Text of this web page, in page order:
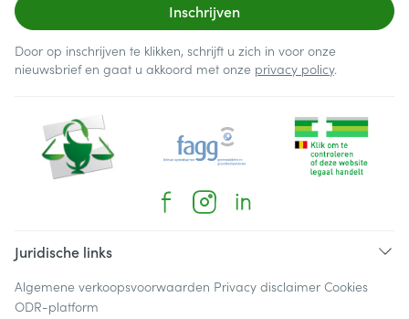
Inschrijven
Door op inschrijven te klikken, schrijft u zich in voor onze
nieuwsbrief en gaat u akkoord met onze privacy policy.
Juridische links
Algemene verkoopsvoorwaarden Privacy disclaimer Cookies
ODR-platform